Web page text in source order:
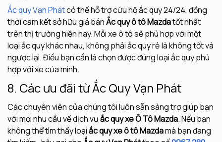
Ắc quy Vạn Phátcó thể hỗ trợ cứu hộ ắc quy 24/24, đồng
thời cam kết sở hữu giá bánẮc quy ô tô Mazdatốt nhất
trên thị trường hiện nay. Mỗi xe ô tô sẽ phù hợp với một
loại ắc quy khác nhau, không phải ắc quy rẻ là không tốt và
ngược lại. Điều bạn cần là chọn được đúng loại ắc quy phù
hợp với xe của mình.
8. Các ưu đãi từ Ắc Quy Vạn Phát
Các chuyên viên của chúng tôi luôn sẵn sàng trợ giúp bạn
với mọi nhu cầu về dịch vụắc quy xe Ô Tô Mazda. Nếu bạn
không thể tìm thấy loạiắc quy xe ô tô Mazdamà bạn đang